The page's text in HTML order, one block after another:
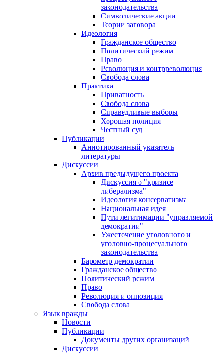
законодательства
Символические акции
Теории заговора
Идеология
Гражданское общество
Политический режим
Право
Революция и контрреволюция
Свобода слова
Практика
Приватность
Свобода слова
Справедливые выборы
Хорошая полиция
Честный суд
Публикации
Аннотированный указатель
литературы
Дискуссии
Архив предыдущего проекта
Дискуссия о "кризисе
либерализма"
Идеология консерватизма
Национальная идея
Пути легитимации "управляемой
демократии"
Ужесточение уголовного и
уголовно-процесуального
законодательства
Барометр демократии
Гражданское общество
Политический режим
Право
Революция и оппозиция
Свобода слова
Язык вражды
Новости
Публикации
Документы других организаций
Дискуссии